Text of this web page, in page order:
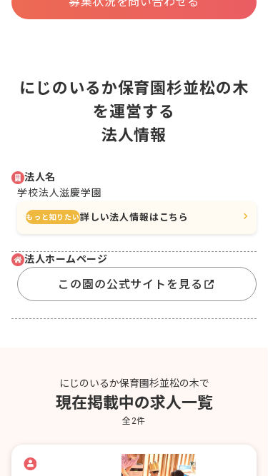
にじのいるか保育園杉並松の木
を運営する
法人情報
法人名
学校法人滋慶学園
もっと知りたい詳しい法人情報はこちら
法人ホームページ
この園の公式サイトを見る
にじのいるか保育園杉並松の木で
現在掲載中の求人一覧
全2件